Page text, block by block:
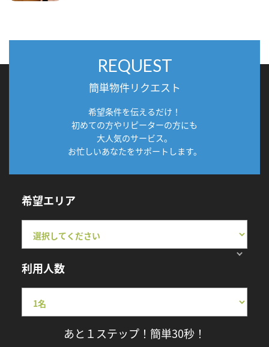
REQUEST
簡単物件リクエスト
希望条件を伝えるだけ！
初めての方やリピーターの方にも
大人気のサービス。
お忙しいあなたをサポートします。
希望エリア
利用人数
あと１ステップ！簡単30秒！